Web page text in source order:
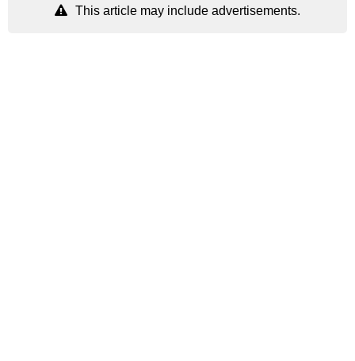
This article may include advertisements.